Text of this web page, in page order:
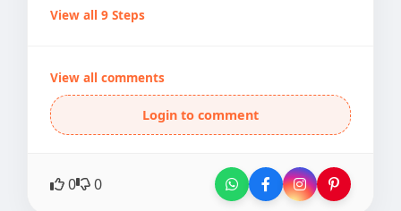
View all 9 Steps
View all comments
Login to comment
0 0